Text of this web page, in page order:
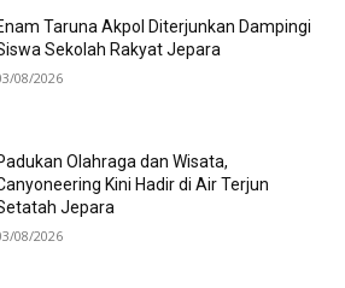
Taruna Akpol Diterjunkan Dampingi
Sekolah Rakyat Jepara
08/2026
Olahraga dan Wisata,
Kini Hadir di Air Terjun
Jepara
08/2026